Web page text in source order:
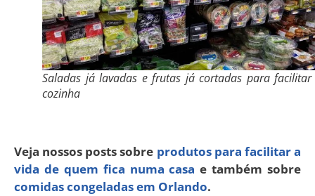
Saladas já lavadas e frutas já cortadas para
cozinha
Veja nossos posts sobre produtos para facilitar a
vida de quem fica numa casa e também sobre
comidas congeladas em Orlando.